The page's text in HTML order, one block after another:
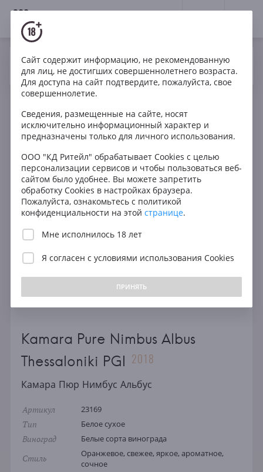
18+
Ваш город Москва ? Да
Вино Белое Сухое
Греция
Kamara Pure Nimbus Albus Thessaloniki PGI
Kamara Pure Nimbus Albus
Thessaloniki PGI 2018
Камара Пюр Нимбус Альбус
Артикул 23169
Тип Белое сухое
Виноград Белые сорта винограда
Стиль
Оранжевое, свежее, яркое, ароматное,
сочное
Сайт содержит информацию, не рекомендованную
для лиц, не достигших совершеннолетнего возраста.
Для доступа на сайт подтвердите, пожалуйста, свое
совершеннолетие.
Сведения, размещенные на сайте, носят
исключительно информационный характер и
предназначены только для личного использования.
ООО "КД Ритейл" обрабатывает Cookies с целью
персонализации сервисов и чтобы пользоваться веб-
сайтом было удобнее. Вы можете запретить
обработку Cookies в настройках браузера.
Пожалуйста, ознакомьтесь с политикой
конфиденциальности на этой странице.
Мне исполнилось 18 лет
Я согласен с условиями использования Cookies
ПРИНЯТЬ